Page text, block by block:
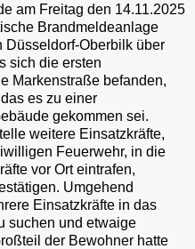
am Freitag den 14.11.2025
Brandmeldeanlage
Düsseldorf-Oberbilk über
sich die ersten
Markenstraße befanden,
es zu einer
gekommen sei.
weitere Einsatzkräfte,
Feuerwehr, in die
vor Ort eintrafen,
Umgehend
Einsatzkräfte in das
suchen und etwaige
der Bewohner hatte